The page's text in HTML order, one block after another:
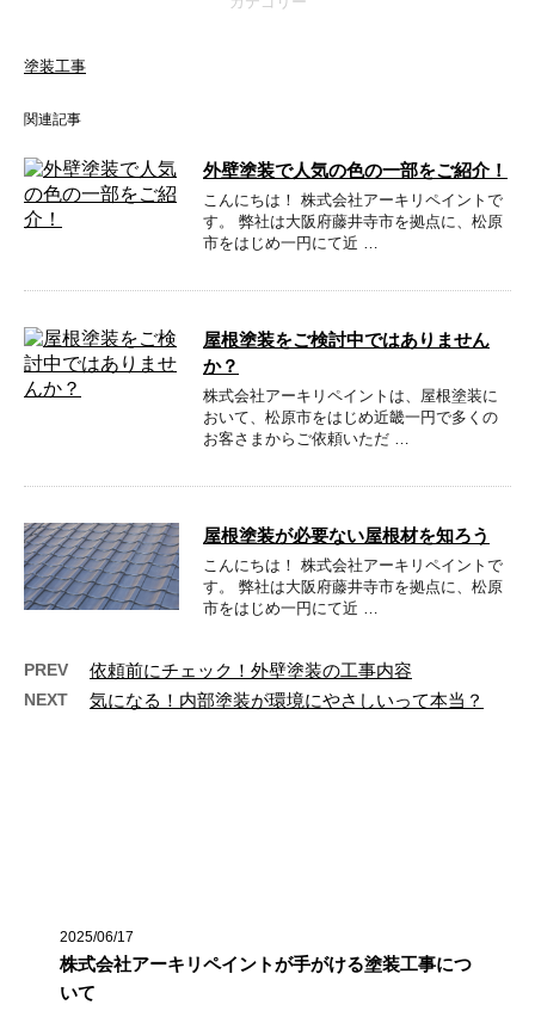
塗装工事
関連記事
外壁塗装で人気の色の一部をご紹介！
こんにちは！ 株式会社アーキリペイントで
す。 弊社は大阪府藤井寺市を拠点に、松原
市をはじめ一円にて近 …
屋根塗装をご検討中ではありません
か？
株式会社アーキリペイントは、屋根塗装に
おいて、松原市をはじめ近畿一円で多くの
お客さまからご依頼いただ …
屋根塗装が必要ない屋根材を知ろう
こんにちは！ 株式会社アーキリペイントで
す。 弊社は大阪府藤井寺市を拠点に、松原
市をはじめ一円にて近 …
PREV 依頼前にチェック！外壁塗装の工事内容
NEXT 気になる！内部塗装が環境にやさしいって本当？
2025/06/17
株式会社アーキリペイントが手がける塗装工事につ
いて